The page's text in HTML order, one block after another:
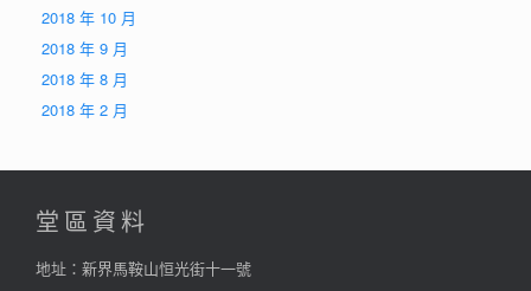
2018 年 10 月
2018 年 9 月
2018 年 8 月
2018 年 2 月
堂區資料
地址：新界馬鞍山恒光街十一號